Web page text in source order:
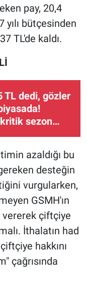
pay, 20,4
yılı bütçesinden
TL'de kaldı.
TL dedi, gözler
kritik sezon
azaldığı bu
desteğin
vurgularken,
GSMH'ın
çiftçiye
İthalatın had
hakkını
çağrısında